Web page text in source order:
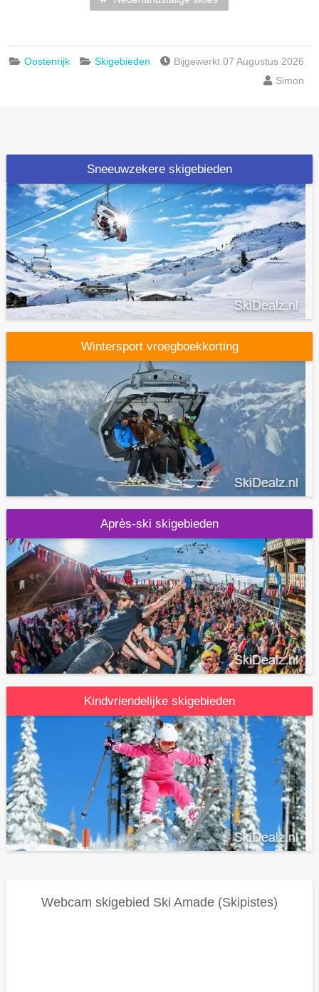
Oostenrijk Skigebieden
Bijgewerkt 07 Augustus 2026
Simon
Sneeuwzekere skigebieden
Wintersport vroegboekkorting
Après-ski skigebieden
Kindvriendelijke skigebieden
Webcam skigebied Ski Amade (skipistes)